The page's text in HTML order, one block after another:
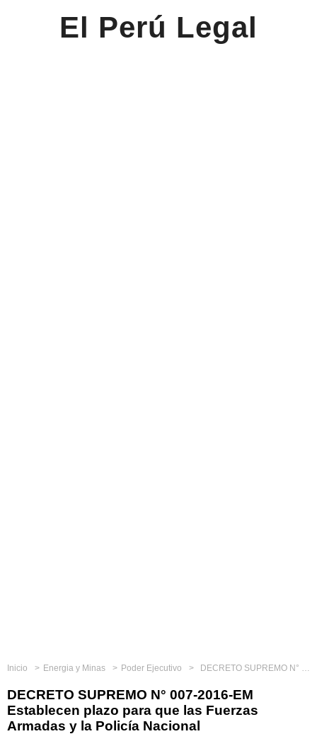
El Perú Legal
Inicio Energia y Minas Poder Ejecutivo DECRETO SUPREMO N° 007-2016-EM Establecen plazo para que las Fuerzas Armadas y la Policía Nacional
DECRETO SUPREMO N° 007-2016-EM
Establecen plazo para que las Fuerzas
Armadas y la Policía Nacional